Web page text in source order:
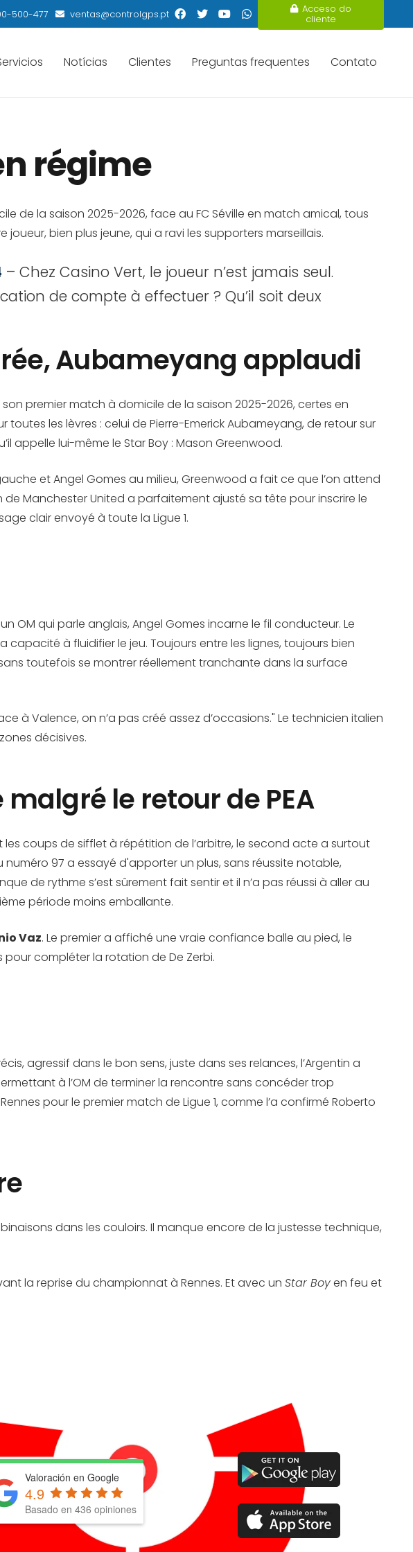
500-477 ventas@controlgps.pt Acceso do
cliente
Notícias Clientes Preguntas frequentes Contato
régime
de la saison 2025-2026, face au FC Séville en match amical, tous
joueur, bien plus jeune, qui a ravi les supporters marseillais.
– Chez Casino Vert, le joueur n’est jamais seul.
de compte à effectuer ? Qu’il soit deux
Aubameyang applaudi
son premier match à domicile de la saison 2025-2026, certes en
les lèvres : celui de Pierre-Emerick Aubameyang, de retour sur
appelle lui-même le Star Boy : Mason Greenwood.
et Angel Gomes au milieu, Greenwood a fait ce que l’on attend
de Manchester United a parfaitement ajusté sa tête pour inscrire le
clair envoyé à toute la Ligue 1.
OM qui parle anglais, Angel Gomes incarne le fil conducteur. Le
à fluidifier le jeu. Toujours entre les lignes, toujours bien
toutefois se montrer réellement tranchante dans la surface
à Valence, on n’a pas créé assez d’occasions." Le technicien italien
décisives.
le retour de PEA
coups de sifflet à répétition de l’arbitre, le second acte a surtout
97 a essayé d'apporter un plus, sans réussite notable,
de rythme s’est sûrement fait sentir et il n’a pas réussi à aller au
période moins emballante.
Vaz. Le premier a affiché une vraie confiance balle au pied, le
compléter la rotation de De Zerbi.
agressif dans le bon sens, juste dans ses relances, l’Argentin a
à l’OM de terminer la rencontre sans concéder trop
pour le premier match de Ligue 1, comme l’a confirmé Roberto
dans les couloirs. Il manque encore de la justesse technique,
la reprise du championnat à Rennes. Et avec un Star Boyen feu et
Valoración en Google
4.9
Basado en 436 opiniones